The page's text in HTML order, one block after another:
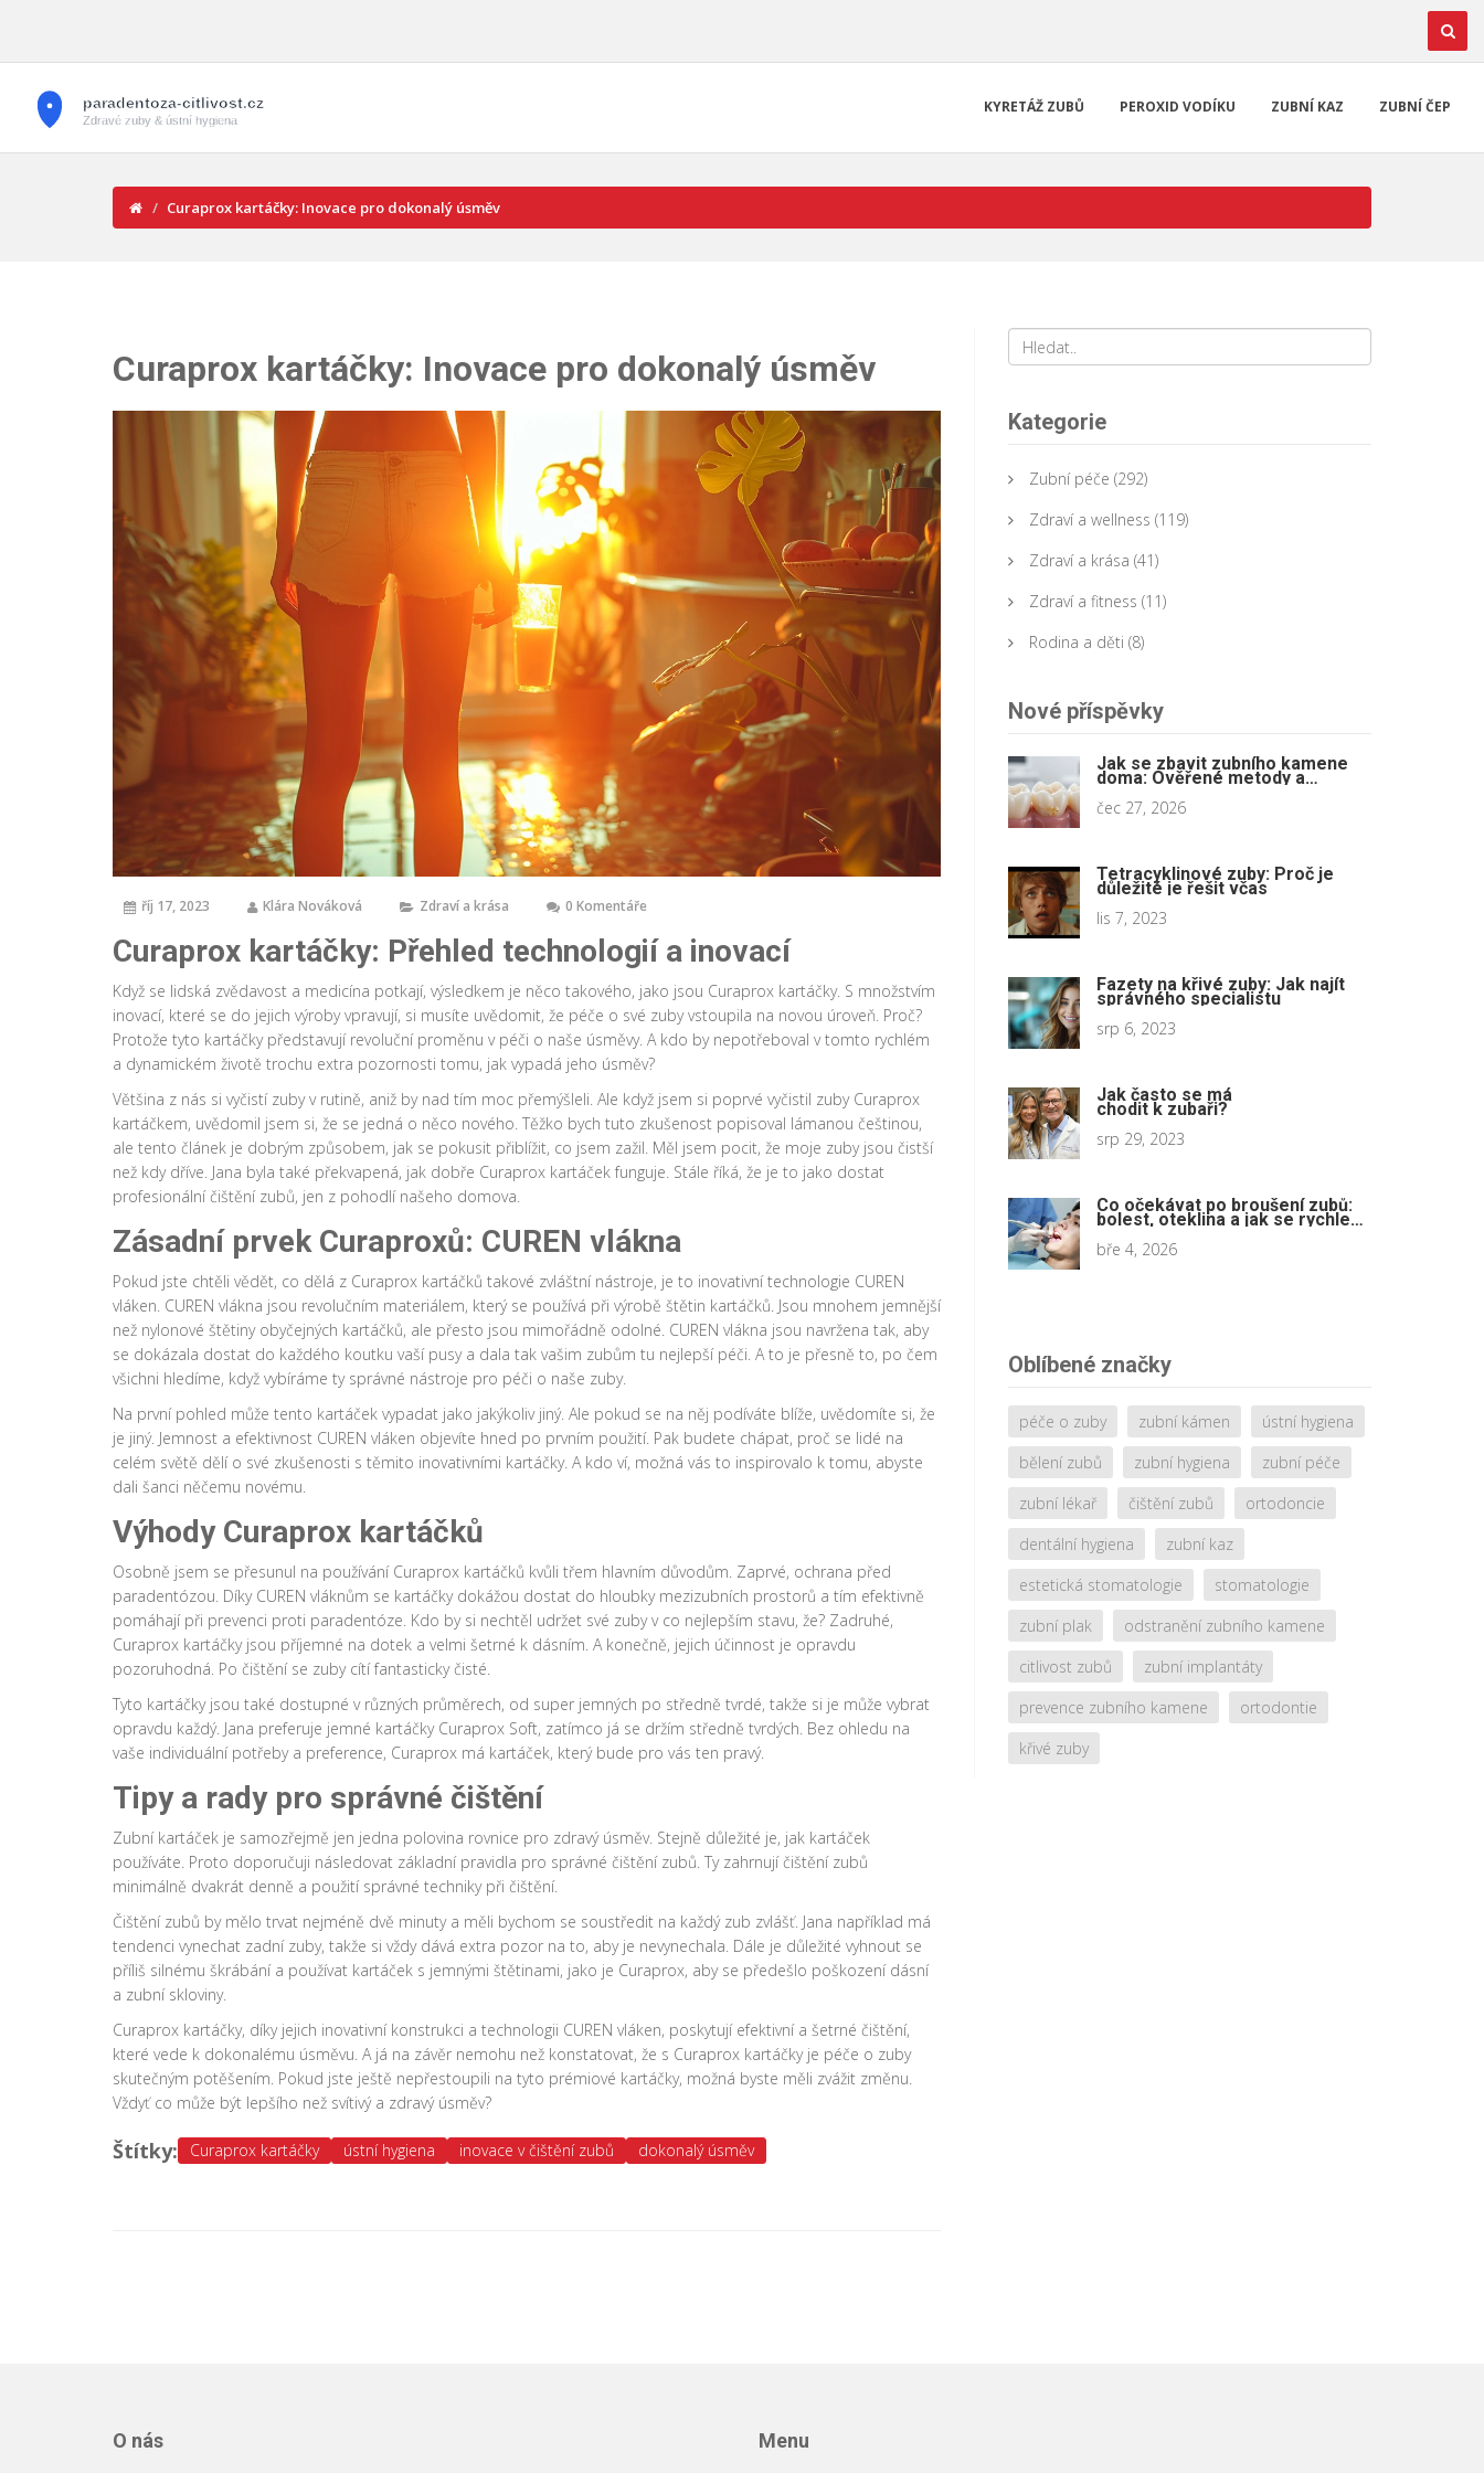
KYRETÁŽ ZUBŮ PEROXID VODÍKU ZUBNÍ KAZ ZUBNÍ ČEP
Curaprox kartáčky: Inovace pro dokonalý úsměv
Curaprox kartáčky: Inovace pro dokonalý úsměv
říj 17, 2023 Klára Nováková Zdraví a krása 0 Komentáře
Curaprox kartáčky: Přehled technologií a inovací
Když se lidská zvědavost a medicína potkají, výsledkem je něco takového, jako jsou Curaprox kartáčky. S množstvím
inovací, které se do jejich výroby vpravují, si musíte uvědomit, že péče o své zuby vstoupila na novou úroveň. Proč?
Protože tyto kartáčky představují revoluční proměnu v péči o naše úsměvy. A kdo by nepotřeboval v tomto rychlém
a dynamickém životě trochu extra pozornosti tomu, jak vypadá jeho úsměv?
Většina z nás si vyčistí zuby v rutině, aniž by nad tím moc přemýšleli. Ale když jsem si poprvé vyčistil zuby Curaprox
kartáčkem, uvědomil jsem si, že se jedná o něco nového. Těžko bych tuto zkušenost popisoval lámanou češtinou,
ale tento článek je dobrým způsobem, jak se pokusit přiblížit, co jsem zažil. Měl jsem pocit, že moje zuby jsou čistší
než kdy dříve. Jana byla také překvapená, jak dobře Curaprox kartáček funguje. Stále říká, že je to jako dostat
profesionální čištění zubů, jen z pohodlí našeho domova.
Zásadní prvek Curaproxů: CUREN vlákna
Pokud jste chtěli vědět, co dělá z Curaprox kartáčků takové zvláštní nástroje, je to inovativní technologie CUREN
vláken. CUREN vlákna jsou revolučním materiálem, který se používá při výrobě štětin kartáčků. Jsou mnohem jemnější
než nylonové štětiny obyčejných kartáčků, ale přesto jsou mimořádně odolné. CUREN vlákna jsou navržena tak, aby
se dokázala dostat do každého koutku vaší pusy a dala tak vašim zubům tu nejlepší péči. A to je přesně to, po čem
všichni hledíme, když vybíráme ty správné nástroje pro péči o naše zuby.
Na první pohled může tento kartáček vypadat jako jakýkoliv jiný. Ale pokud se na něj podíváte blíže, uvědomíte si, že
je jiný. Jemnost a efektivnost CUREN vláken objevíte hned po prvním použití. Pak budete chápat, proč se lidé na
celém světě dělí o své zkušenosti s těmito inovativními kartáčky. A kdo ví, možná vás to inspirovalo k tomu, abyste
dali šanci něčemu novému.
Výhody Curaprox kartáčků
Osobně jsem se přesunul na používání Curaprox kartáčků kvůli třem hlavním důvodům. Zaprvé, ochrana před
paradentózou. Díky CUREN vláknům se kartáčky dokážou dostat do hloubky mezizubních prostorů a tím efektivně
pomáhají při prevenci proti paradentóze. Kdo by si nechtěl udržet své zuby v co nejlepším stavu, že? Zadruhé,
Curaprox kartáčky jsou příjemné na dotek a velmi šetrné k dásním. A konečně, jejich účinnost je opravdu
pozoruhodná. Po čištění se zuby cítí fantasticky čisté.
Tyto kartáčky jsou také dostupné v různých průměrech, od super jemných po středně tvrdé, takže si je může vybrat
opravdu každý. Jana preferuje jemné kartáčky Curaprox Soft, zatímco já se držím středně tvrdých. Bez ohledu na
vaše individuální potřeby a preference, Curaprox má kartáček, který bude pro vás ten pravý.
Tipy a rady pro správné čištění
Zubní kartáček je samozřejmě jen jedna polovina rovnice pro zdravý úsměv. Stejně důležité je, jak kartáček
používáte. Proto doporučuji následovat základní pravidla pro správné čištění zubů. Ty zahrnují čištění zubů
minimálně dvakrát denně a použití správné techniky při čištění.
Čištění zubů by mělo trvat nejméně dvě minuty a měli bychom se soustředit na každý zub zvlášť. Jana například má
tendenci vynechat zadní zuby, takže si vždy dává extra pozor na to, aby je nevynechala. Dále je důležité vyhnout se
příliš silnému škrábání a používat kartáček s jemnými štětinami, jako je Curaprox, aby se předešlo poškození dásní
a zubní skloviny.
Curaprox kartáčky, díky jejich inovativní konstrukci a technologii CUREN vláken, poskytují efektivní a šetrné čištění,
které vede k dokonalému úsměvu. A já na závěr nemohu než konstatovat, že s Curaprox kartáčky je péče o zuby
skutečným potěšením. Pokud jste ještě nepřestoupili na tyto prémiové kartáčky, možná byste měli zvážit změnu.
Vždyť co může být lepšího než svítivý a zdravý úsměv?
Štítky: Curaprox kartáčky ústní hygiena inovace v čištění zubů dokonalý úsměv
Kategorie
Zubní péče (292)
Zdraví a wellness (119)
Zdraví a krása (41)
Zdraví a fitness (11)
Rodina a děti (8)
Nové příspěvky
Jak se zbavit zubního kamene
doma: Ověřené metody a
bezpečné prevence
čec 27, 2026
Tetracyklinové zuby: Proč je
důležité je řešit včas
lis 7, 2023
Fazety na křivé zuby: Jak najít
správného specialistu
srp 6, 2023
Jak často se má
chodit k zubaři?
srp 29, 2023
Co očekávat po broušení zubů:
bolest, oteklina a jak se rychle
zotavit
bře 4, 2026
Oblíbené značky
péče o zuby zubní kámen
ústní hygiena
bělení zubů
zubní hygiena
zubní péče
zubní lékař
čištění zubů
ortodoncie
dentální hygiena
zubní kaz
estetická stomatologie
stomatologie
zubní plak
odstranění zubního kamene
citlivost zubů
zubní implantáty
prevence zubního kamene
ortodontie
křivé zuby
O nás Menu